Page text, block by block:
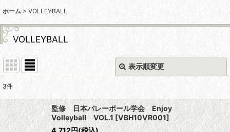
ホーム > VOLLEYBALL
VOLLEYBALL
表示順変更
サブカテゴリ
3件
監修 日本バレーボール学会 Enjoy
Volleyball VOL.1 [VBH10VR001]
4,712円(税込)